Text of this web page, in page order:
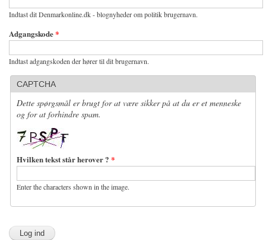
Indtast dit Denmarkonline.dk - blognyheder om politik brugernavn.
Adgangskode*
Indtast adgangskoden der hører til dit brugernavn.
CAPTCHA
Dette spørgsmål er brugt for at være sikker på at du er et menneske
og for at forhindre spam.
Hvilken tekst står herover ? *
Enter the characters shown in the image.